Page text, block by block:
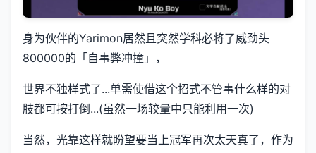
身为伙伴的Yarimon居然且突然学科必将了威劲头
800000的「自事弊冲撞」，
世界不独样式了...单需使借这个招式不管事什么样的对
肢都可按打倒...(虽然一场较量中只能利用一次)
当然，光靠这样就盼望要当上冠军再次太天真了，作为